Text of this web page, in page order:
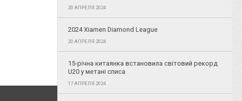
20 АПРЕЛЯ 2024
2024 Xiamen Diamond League
20 АПРЕЛЯ 2024
15-річна китаянка встановила світовий рекорд
U20 у метані списа
17 АПРЕЛЯ 2024